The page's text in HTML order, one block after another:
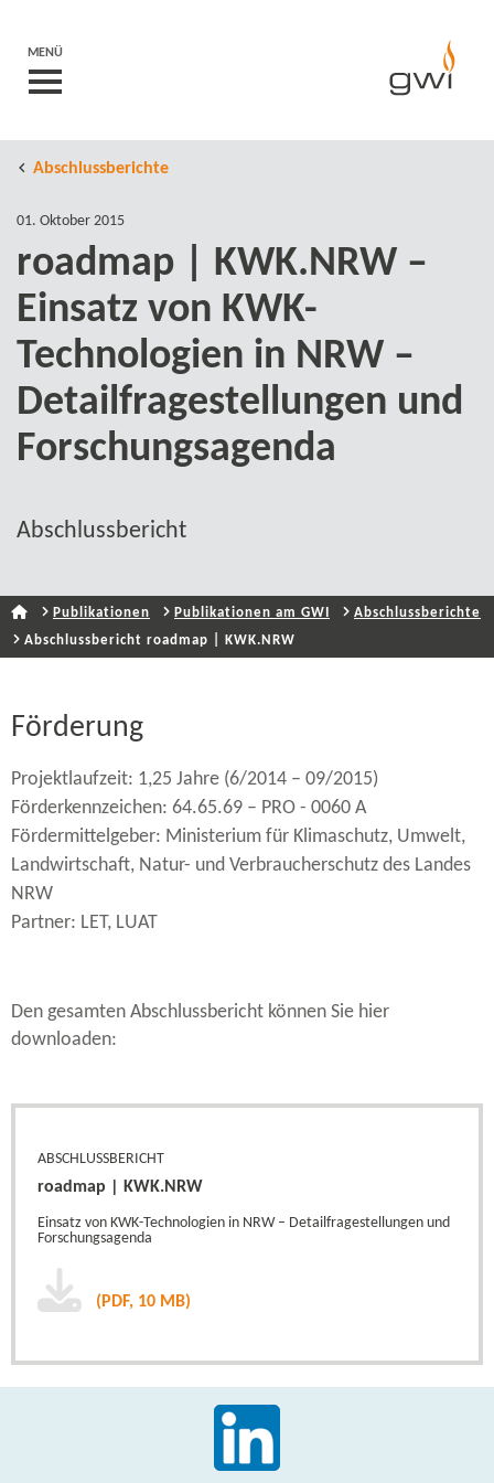
MENÜ
Abschlussberichte
01. Oktober 2015
roadmap | KWK.NRW –
Einsatz von KWK-​
Technologien in NRW –
Detailfragestellungen und
Forschungsagenda
Abschlussbericht
Publikationen Publikationen am GWI
Abschlussberichte
Abschlussbericht roadmap | KWK.NRW
Förderung
Projektlaufzeit: 1,25 Jahre (6/2014 – 09/2015)
Förderkennzeichen: 64.65.69 – PRO - 0060 A
Fördermittelgeber: Ministerium für Klimaschutz, Umwelt,
Landwirtschaft, Natur-​ und Verbraucherschutz des Landes
NRW
Partner: LET, LUAT
Den gesamten Abschlussbericht können Sie hier
downloaden:
ABSCHLUSSBERICHT
roadmap | KWK.NRW
Einsatz von KWK-​Technologien in NRW – Detailfragestellungen und
Forschungsagenda
(PDF, 10 MB)